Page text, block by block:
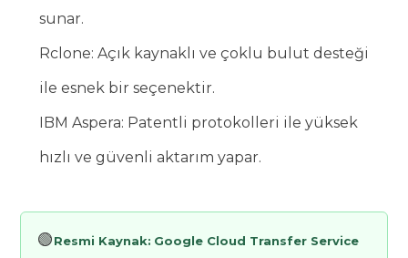
sunar.
Rclone: Açık kaynaklı ve çoklu bulut desteği
ile esnek bir seçenektir.
IBM Aspera: Patentli protokolleri ile yüksek
hızlı ve güvenli aktarım yapar.
🟢Resmi Kaynak: Google Cloud Transfer Service